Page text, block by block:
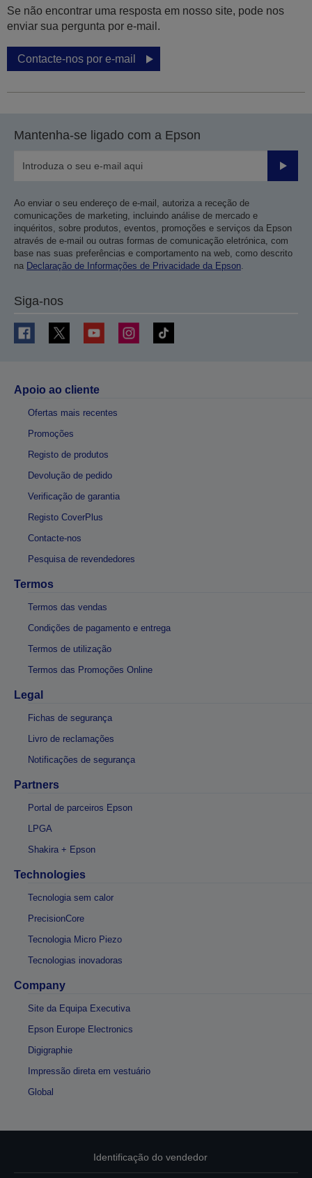
Se não encontrar uma resposta em nosso site, pode nos
enviar sua pergunta por e-mail.
Contacte-nos por e-mail
Mantenha-se ligado com a Epson
Enviar
Ao enviar o seu endereço de e-mail, autoriza a receção de
comunicações de marketing, incluindo análise de mercado e
inquéritos, sobre produtos, eventos, promoções e serviços da Epson
através de e-mail ou outras formas de comunicação eletrónica, com
base nas suas preferências e comportamento na web, como descrito
na Declaração de Informações de Privacidade da Epson.
Siga-nos
Apoio ao cliente
Ofertas mais recentes
Promoções
Registo de produtos
Devolução de pedido
Verificação de garantia
Registo CoverPlus
Contacte-nos
Pesquisa de revendedores
Termos
Termos das vendas
Condições de pagamento e entrega
Termos de utilização
Termos das Promoções Online
Legal
Fichas de segurança
Livro de reclamações
Notificações de segurança
Partners
Portal de parceiros Epson
LPGA
Shakira + Epson
Technologies
Tecnologia sem calor
PrecisionCore
Tecnologia Micro Piezo
Tecnologias inovadoras
Company
Site da Equipa Executiva
Epson Europe Electronics
Digigraphie
Impressão direta em vestuário
Global
Identificação do vendedor